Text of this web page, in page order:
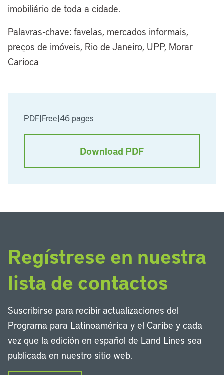
PDF|Free|46 pages
Download PDF
imobiliário de toda a cidade.
Palavras-chave: favelas, mercados informais,
preços de imóveis, Rio de Janeiro, UPP, Morar
Carioca
Regístrese en nuestra
lista de contactos
Suscribirse para recibir actualizaciones del
Programa para Latinoamérica y el Caribe y cada
vez que la edición en español de Land Lines sea
publicada en nuestro sitio web.